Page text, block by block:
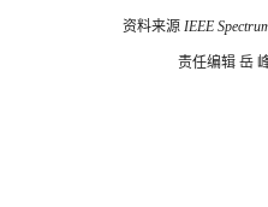
资料来源 IEEE
责任编辑 岳